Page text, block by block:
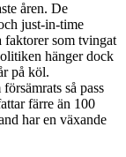
åren. De
just-in-time
som tvingat
hänger dock
på köl.
så pass
färre än 100
har en växande